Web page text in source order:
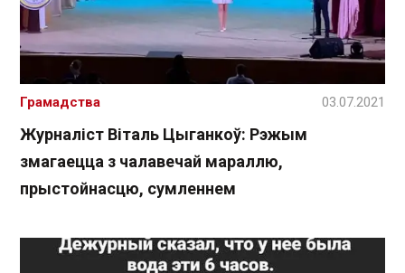
Журналіст Віталь Цыганкоў: Рэжым
змагаецца з чалавечай мараллю,
прыстойнасцю, сумленнем
Грамадства 03.07.2021